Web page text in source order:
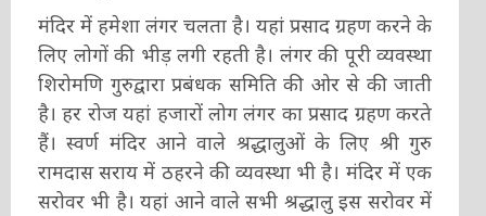
मंदिर में हमेशा लंगर चलता है। यहां प्रसाद ग्रहण करने के
लिए लोगों की भीड़ लगी रहती है। लंगर की पूरी व्यवस्था
शिरोमणि गुरुद्वारा प्रबंधक समि‍ति की ओर से की जाती
है। हर रोज यहां हजारों लोग लंगर का प्रसाद ग्रहण करते
हैं। स्वर्ण मंदिर आने वाले श्रद्धालुओं के लिए श्री गुरु
रामदास सराय में ठहरने की व्यवस्था भी है। मंदिर में एक
सरोवर भी है। यहां आने वाले सभी श्रद्धालु इस सरोवर में